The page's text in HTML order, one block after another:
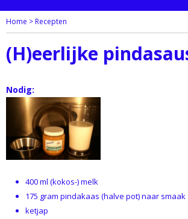
Home > Recepten
(H)eerlijke
Nodig:
400 ml (kokos-) melk
175 gram pindakaas (halve pot) naar smaak
ketjap